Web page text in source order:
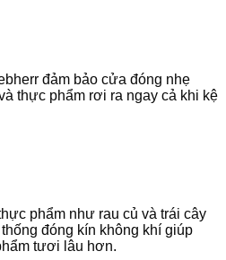
đảm bảo cửa đóng nhẹ
thực phẩm rơi ra ngay cả khi kệ
phẩm như rau củ và trái cây
đóng kín không khí giúp
tươi lâu hơn.